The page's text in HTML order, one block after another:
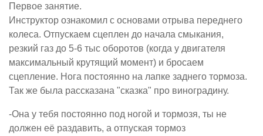
Первое занятие.
Инструктор ознакомил с основами отрыва переднего
колеса. Отпускаем сцеплен до начала смыкания,
резкий газ до 5-6 тыс оборотов (когда у двигателя
максимальный крутящий момент) и бросаем
сцепление. Нога постоянно на лапке заднего тормоза.
Так же была рассказана "сказка" про виноградину.
-Она у тебя постоянно под ногой и тормозя, ты не
должен её раздавить, а отпуская тормоз